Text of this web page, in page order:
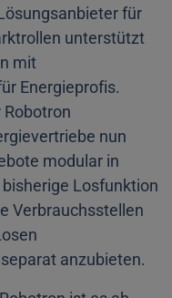
für
unterstützt
mit
Energieprofis.
nun
modular in
Losfunktion
Verbrauchsstellen
anzubieten.